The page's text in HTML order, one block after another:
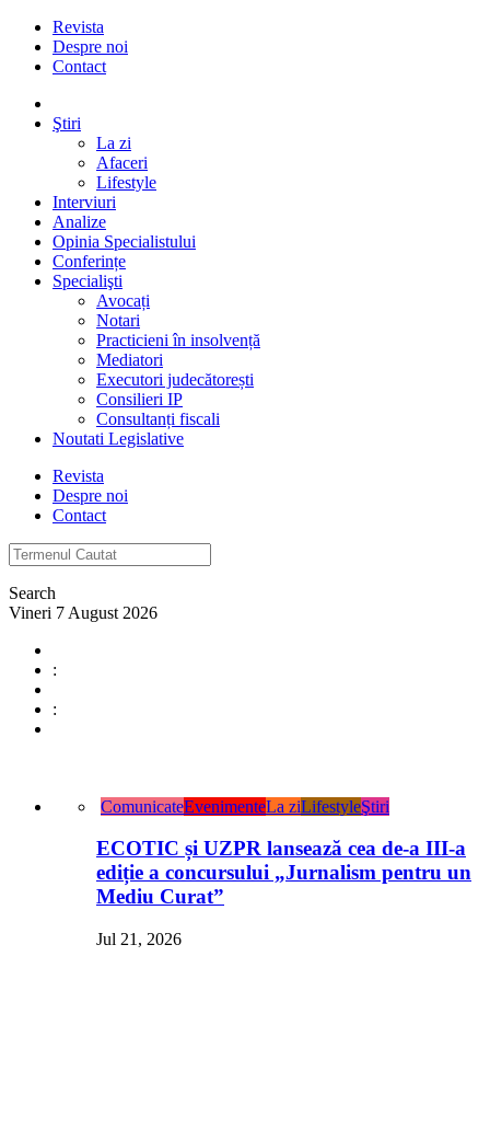
Revista
Despre noi
Contact
Ştiri
La zi
Afaceri
Lifestyle
Interviuri
Analize
Opinia Specialistului
Conferințe
Specialişti
Avocați
Notari
Practicieni în insolvență
Mediatori
Executori judecătorești
Consilieri IP
Consultanți fiscali
Noutati Legislative
Revista
Despre noi
Contact
Search
Vineri 7 August 2026
:
:
ComunicateEvenimenteLa ziLifestyleŞtiri
ECOTIC și UZPR lansează cea de-a III-a
ediție a concursului „Jurnalism pentru un
Mediu Curat”
Jul 21, 2026